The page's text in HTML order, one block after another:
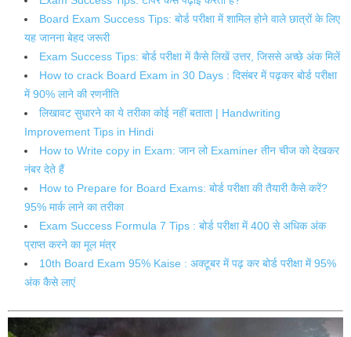
Board Exam Success Tips: बोर्ड परीक्षा में शामिल होने वाले छात्रों के लिए
यह जानना बेहद जरूरी
Exam Success Tips: बोर्ड परीक्षा में कैसे लिखें उत्तर, जिससे अच्छे अंक मिलें
How to crack Board Exam in 30 Days : दिसंबर में पढ़कर बोर्ड परीक्षा
में 90% लाने की रणनीति
लिखावट सुधारने का ये तरीका कोई नहीं बताता | Handwriting
Improvement Tips in Hindi
How to Write copy in Exam: जान लो Examiner तीन चीज को देखकर
नंबर देते हैं
How to Prepare for Board Exams: बोर्ड परीक्षा की तैयारी कैसे करें?
95% मार्क लाने का तरीका
Exam Success Formula 7 Tips : बोर्ड परीक्षा में 400 से अधिक अंक
प्राप्त करने का मूल मंत्र
10th Board Exam 95% Kaise : अक्टूबर में पढ़ कर बोर्ड परीक्षा में 95%
अंक कैसे लाएं